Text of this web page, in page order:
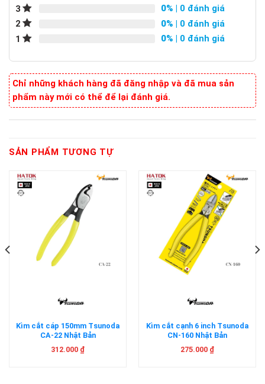
3
0% | 0 đánh giá
2
0% | 0 đánh giá
1
0% | 0 đánh giá
Chỉ những khách hàng đã đăng nhập và đã mua sản
phẩm này mới có thể để lại đánh giá.
SẢN PHẨM TƯƠNG TỰ
Kìm cắt cáp 150mm Tsunoda
CA-22 Nhật Bản
312.000 ₫
Kìm cắt cạnh 6 inch Tsunoda
CN-160 Nhật Bản
275.000 ₫